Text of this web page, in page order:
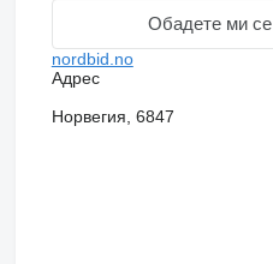
Обадете ми се
nordbid.no
Адрес
Норвегия, 6847